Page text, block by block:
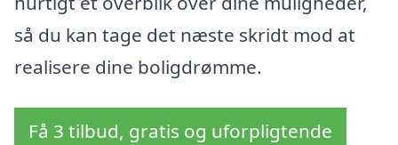
så du kan tage det næste skridt mod at
realisere dine boligdrømme.
Få 3 tilbud, gratis og uforpligtende